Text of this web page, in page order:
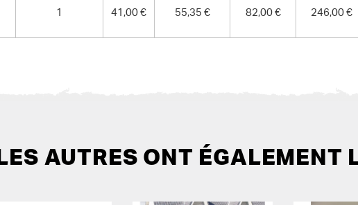
1 41,00 € 55,35 € 82,00 € 246,00 €
LES AUTRES ONT ÉGALEMENT